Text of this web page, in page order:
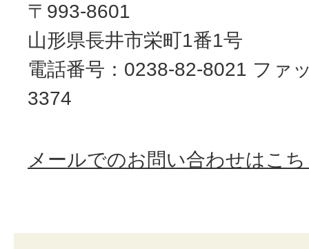
〒993-8601
山形県長井市栄町1番1号
電話番号：0238-82-8021 ファ
3374
メールでのお問い合わせはこ